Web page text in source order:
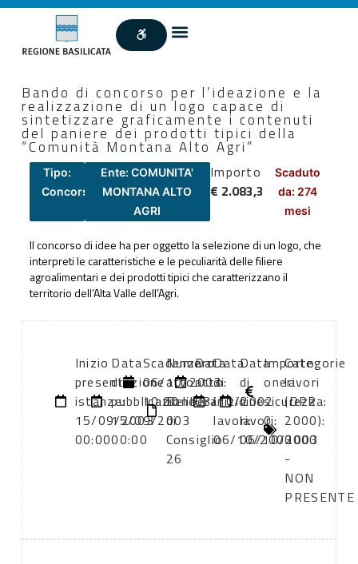
Bando di concorso per l’ideazione e la
realizzazione di un logo capace di
sintetizzare graficamente i contenuti
del paniere dei prodotti tipici della
“Comunità Montana Alto Agri”
Tipo:
Concorsi
Ente: COMUNITA'
MONTANA ALTO
AGRI
Importo
€ 2.083,3
Scaduto
da: 274
mesi
Il concorso di idee ha per oggetto la selezione di un logo, che
interpreti le caratteristiche e le peculiarità delle filiere
agroalimentari e dei prodotti tipici che caratterizzano il
territorio dell’Alta Valle dell’Agri.
Inizio
presentazione
istanze:
15/09/2003
00:00
Data
di
pubblicazione:
15/09/2003
00:00
Scadenza:
06/10/2003
10:00
Numero
atto:
Delibera
di
Consiglio
26
Data
atto:
03/10/2002
Data
di
inizio
lavori:
06/10/2003
Data
di
fine
lavori:
06/10/2003
Importo
oneri
sicurezza:
0
Categorie
lavori
(DPR
2000):
0000
-
NON
PRESENTE